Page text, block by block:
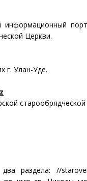
информационный
Церкви.
г. Улан-Уде.
раздела: //